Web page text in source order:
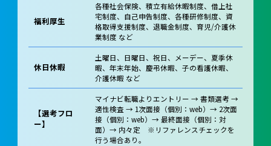
福利厚生
各種社会保険、積立有給休暇制度、借上社
宅制度、自己申告制度、各種研修制度、資
格取得支援制度、退職金制度、育児/介護休
業制度 など
休日休暇
土曜日、日曜日、祝日、メーデー、夏季休
暇、年末年始、慶弔休暇、子の看護休暇、
介護休暇 など
【選考フロ
ー】
マイナビ転職よりエントリー → 書類選考 →
適性検査 → 1次面接（個別：web）→ 2次面
接（個別：web）→ 最終面接（個別：対
面）→ 内々定 ※リファレンスチェックを
行う場合あり。